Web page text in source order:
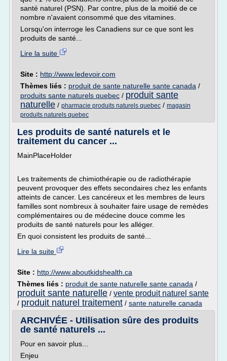
santé naturel (PSN). Par contre, plus de la moitié de ce
nombre n'avaient consommé que des vitamines.
Lorsqu'on interroge les Canadiens sur ce que sont les
produits de santé...
Lire la suite
Site : http://www.ledevoir.com
Thèmes liés : produit de sante naturelle sante canada /
produits sante naturels quebec / produit sante
naturelle / pharmacie produits naturels quebec / magasin
produits naturels quebec
Les produits de santé naturels et le
traitement du cancer ...
MainPlaceHolder
Les traitements de chimiothérapie ou de radiothérapie
peuvent provoquer des effets secondaires chez les enfants
atteints de cancer. Les cancéreux et les membres de leurs
familles sont nombreux à souhaiter faire usage de remèdes
complémentaires ou de médecine douce comme les
produits de santé naturels pour les alléger.
En quoi consistent les produits de santé...
Lire la suite
Site : http://www.aboutkidshealth.ca
Thèmes liés : produit de sante naturelle sante canada /
produit sante naturelle / vente produit naturel sante
/ produit naturel traitement / sante naturelle canada
ARCHIVÉE - Utilisation sûre des produits
de santé naturels ...
Pour en savoir plus...
Enjeu